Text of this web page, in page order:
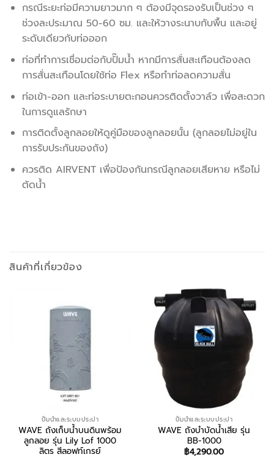
กรณีระยะท่อมีความยาวมาก ๆ ต้องมีจุดรองรับเป็นช่วง ๆ
ช่วงละประมาณ 50-60 ซม. และให้วางระนาบกับพื้น และอยู่
ระดับเดียวกับท่อออก
ท่อที่ทำการเชื่อมต่อกับปั๊มน้ำ หากมีการสั่นสะเทือนต้องลด
การสั่นสะเทือนโดยใช้ท่อ Flex หรือทำท่อลดความสั่น
ท่อเข้า-ออก และท่อระบายตะกอนควรติดตั้งวาล์ว เพื่อสะดวก
ในการดูแลรักษา
การติดตั้งลูกลอยให้ดูคู่มือของลูกลอยนั้น (ลูกลอยไม่อยู่ใน
การรับประกันของถัง)
ควรติด AIRVENT เพื่อป้องกันกรณีลูกลอยเสียหาย หรือไม่
ตัดน้ำ
สินค้าที่เกี่ยวข้อง
ปั้มน้ำและระบบประปา
WAVE ถังเก็บน้ำบนดินพร้อม
ลูกลอย รุ่น Lily Lof 1000
ลิตร สีลอฟท์เกรย์
ปั้มน้ำและระบบประปา
WAVE ถังบำบัดน้ำเสีย รุ่น
BB-1000
฿4,290.00